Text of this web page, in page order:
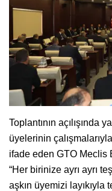
Toplantının açılışında
üyelerinin
ifade eden GTO Meclis
“Her birinize ayrı ayrı
aşkın üyemizi